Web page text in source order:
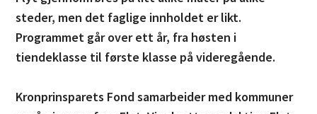
steder, men det faglige innholdet er likt.
Programmet går over ett år, fra høsten i
tiendeklasse til første klasse på videregående.
Kronprinsparets Fond samarbeider med kommuner